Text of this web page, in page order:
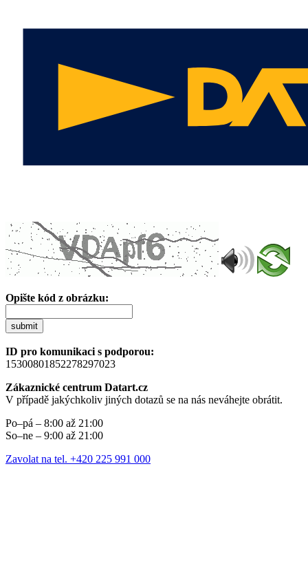
Opište kód z obrázku:
submit
ID pro komunikaci s podporou:
15300801852278297023
Zákaznické centrum Datart.cz
V případě jakýchkoliv jiných dotazů se na nás neváhejte obrátit.
Po–pá – 8:00 až 21:00
So–ne – 9:00 až 21:00
Zavolat na tel. +420 225 991 000